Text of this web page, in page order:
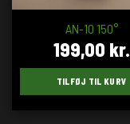
AN-10 150°
199,00 kr.
TILFØJ TIL KURV